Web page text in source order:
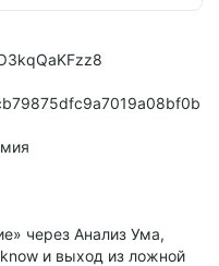
через Анализ Ума,
и выход из ложной